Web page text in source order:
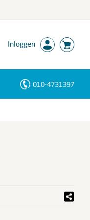
Inloggen
010-4731397